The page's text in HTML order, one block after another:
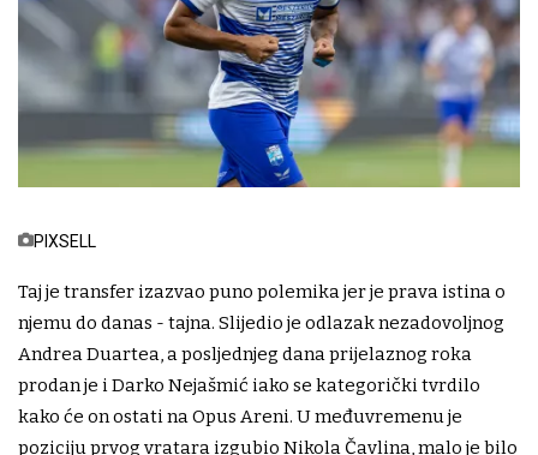
PIXSELL
Taj je transfer izazvao puno polemika jer je prava istina o
njemu do danas - tajna. Slijedio je odlazak nezadovoljnog
Andrea Duartea, a posljednjeg dana prijelaznog roka
prodan je i Darko Nejašmić iako se kategorički tvrdilo
kako će on ostati na Opus Areni. U međuvremenu je
poziciju prvog vratara izgubio Nikola Čavlina, malo je bilo